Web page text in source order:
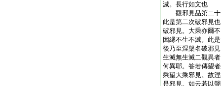
滅。長行如文也
觀邪見品第二十
此是第二次破邪見
破邪見。大乘亦爾
因縁不生不滅。此
後乃至涅槃名破邪
生滅無生滅二觀異
何異耶。答若傳望
乘望大乘邪見。故
是邪見。如云若以